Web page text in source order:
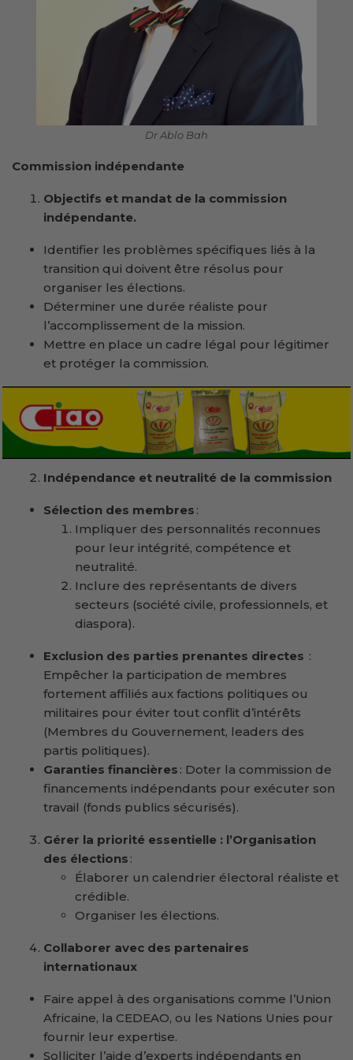
Dr Ablo Bah
Commission indépendante
Objectifs et mandat de la commission
indépendante.
Identifier les problèmes spécifiques liés à la
transition qui doivent être résolus pour
organiser les élections.
Déterminer une durée réaliste pour
l’accomplissement de la mission.
Mettre en place un cadre légal pour légitimer
et protéger la commission.
Indépendance et neutralité de la commission
Sélection des membres :
Impliquer des personnalités reconnues
pour leur intégrité, compétence et
neutralité.
Inclure des représentants de divers
secteurs (société civile, professionnels, et
diaspora).
Exclusion des parties prenantes directes :
Empêcher la participation de membres
fortement affiliés aux factions politiques ou
militaires pour éviter tout conflit d’intérêts
(Membres du Gouvernement, leaders des
partis politiques).
Garanties financières : Doter la commission de
financements indépendants pour exécuter son
travail (fonds publics sécurisés).
Gérer la priorité essentielle : l’Organisation
des élections :
Élaborer un calendrier électoral réaliste et
crédible.
Organiser les élections.
Collaborer avec des partenaires
internationaux
Faire appel à des organisations comme l’Union
Africaine, la CEDEAO, ou les Nations Unies pour
fournir leur expertise.
Solliciter l’aide d’experts indépendants en